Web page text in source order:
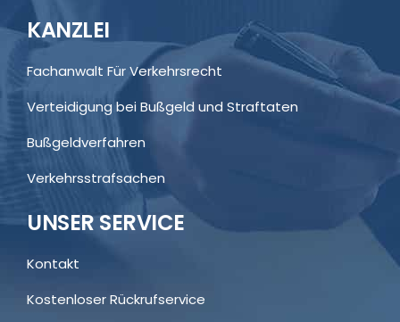
KANZLEI
Fachanwalt Für Verkehrsrecht
Verteidigung bei Bußgeld und Straftaten
Bußgeldverfahren
Verkehrsstrafsachen
UNSER SERVICE
Kontakt
Kostenloser Rückrufservice